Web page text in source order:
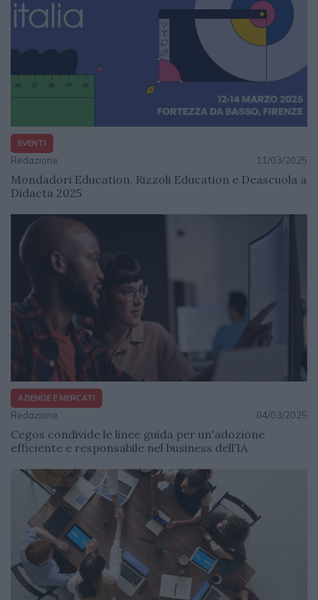
EVENTI
Redazione 11/03/2025
Mondadori Education, Rizzoli Education e Deascuola a
Didacta 2025
AZIENDE E MERCATI
Redazione 04/03/2025
Cegos condivide le linee guida per un'adozione
efficiente e responsabile nel business dell’IA